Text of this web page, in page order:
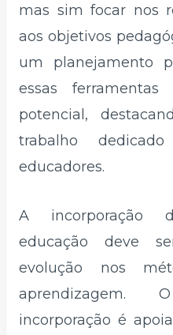
mas sim focar nos
aos objetivos
um planejamento
essas
potencial,
trabalho
educadores.
A incorporação
educação deve
evolução nos
aprendizagem.
incorporação é